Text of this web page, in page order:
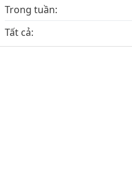
Trong tuần:
Tất cả: